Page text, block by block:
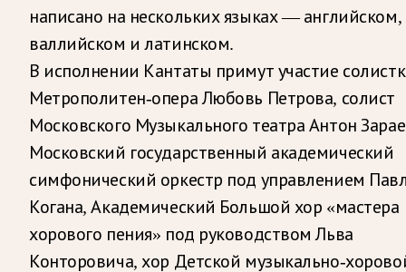
написано на нескольких языках — английском,
валлийском и латинском.
В исполнении Кантаты примут участие
Метрополитен-опера Любовь Петрова, солист
Московского Музыкального театра Антон
Московский государственный академический
симфонический оркестр под управлением
Когана, Академический Большой хор «мастера
хорового пения» под руководством Льва
Конторовича, хор Детской музыкально-